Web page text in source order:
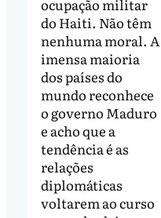
ocupação militar
do Haiti. Não têm
nenhuma moral. A
imensa maioria
dos países do
mundo reconhece
o governo Maduro
e acho que a
tendência é as
relações
diplomáticas
voltarem ao curso